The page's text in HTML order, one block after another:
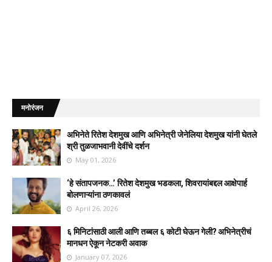
मनोरंजन
अभिनेते रितेश देशमुख आणि अभिनेत्री जेनेलिया देशमुख यांनी घेतले
श्री तुळजाभवानी देवींचे दर्शन
May 01, 2026
‘हे संतापजनक…’ रितेश देशमुख भडकला, शिवरायांबद्दल आक्षेपार्ह
बोलणाऱ्यांना ठणकावलं
April 26, 2026
६ मिनिटांसाठी आली आणि तब्बल ६ कोटी घेऊन गेली? अभिनेत्रीचं
मानधन ऐकून नेटकरी अवाक
January 07, 2026